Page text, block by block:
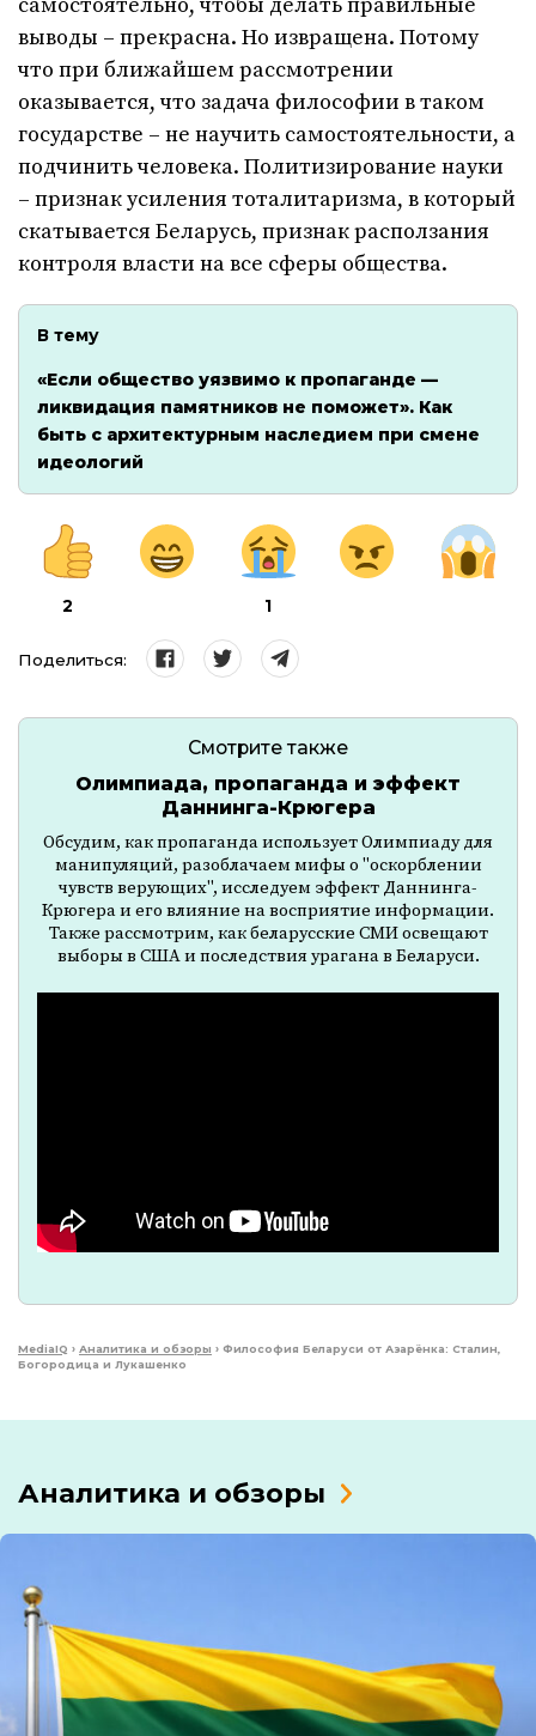
самостоятельно, чтобы делать правильные
выводы – прекрасна. Но извращена. Потому
что при ближайшем рассмотрении
оказывается, что задача философии в таком
государстве – не научить самостоятельности, а
подчинить человека. Политизирование науки
– признак усиления тоталитаризма, в который
скатывается Беларусь, признак расползания
контроля власти на все сферы общества.
В тему
«Если общество уязвимо к пропаганде —
ликвидация памятников не поможет». Как
быть с архитектурным наследием при смене
идеологий
2 1
Поделиться:
Смотрите также
Олимпиада, пропаганда и эффект
Даннинга-Крюгера
Обсудим, как пропаганда использует Олимпиаду для
манипуляций, разоблачаем мифы о "оскорблении
чувств верующих", исследуем эффект Даннинга-
Крюгера и его влияние на восприятие информации.
Также рассмотрим, как беларусские СМИ освещают
выборы в США и последствия урагана в Беларуси.
MediaIQ › Аналитика и обзоры › Философия Беларуси от Азарёнка: Сталин,
Богородица и Лукашенко
Аналитика и обзоры